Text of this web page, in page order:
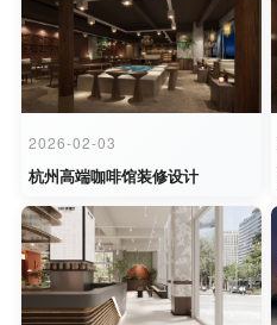
2026-02-03
杭州高端咖啡馆装修设计